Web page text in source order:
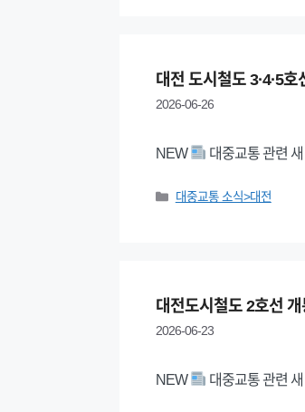
대전 도시철도 3·4·5
2026-06-26
NEW 대중교통 관련
Categories
대중교통 소식>대전
대전도시철도 2호선
2026-06-23
NEW 대중교통 관련